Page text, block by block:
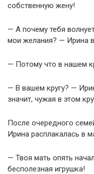
собственную жену!
— А почему тебя
мои желания? — Ирина
— Потому что в нашем
— В вашем кругу? —
значит, чужая в этом
После очередного
Ирина расплакалась в
— Твоя мать опять
бесполезная игрушка!